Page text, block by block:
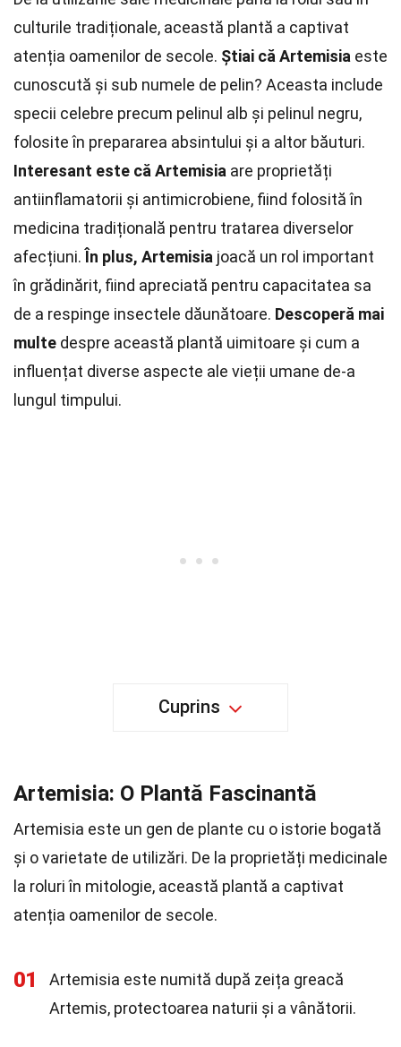
culturile tradiționale, această plantă a captivat
atenția oamenilor de secole. Știai că Artemisia este
cunoscută și sub numele de pelin? Aceasta include
specii celebre precum pelinul alb și pelinul negru,
folosite în prepararea absintului și a altor băuturi.
Interesant este că Artemisia are proprietăți
antiinflamatorii și antimicrobiene, fiind folosită în
medicina tradițională pentru tratarea diverselor
afecțiuni. În plus, Artemisia joacă un rol important
în grădinărit, fiind apreciată pentru capacitatea sa
de a respinge insectele dăunătoare. Descoperă mai
multe despre această plantă uimitoare și cum a
influențat diverse aspecte ale vieții umane de-a
lungul timpului.
Cuprins
Artemisia: O Plantă Fascinantă
Artemisia este un gen de plante cu o istorie bogată
și o varietate de utilizări. De la proprietăți medicinale
la roluri în mitologie, această plantă a captivat
atenția oamenilor de secole.
01
Artemisia este numită după zeița greacă
Artemis, protectoarea naturii și a vânătorii.